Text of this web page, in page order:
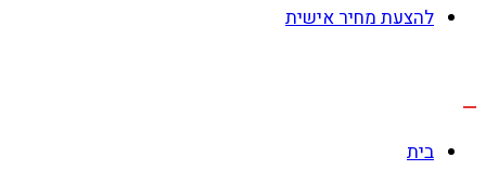
להצעת מחיר אישית
בית